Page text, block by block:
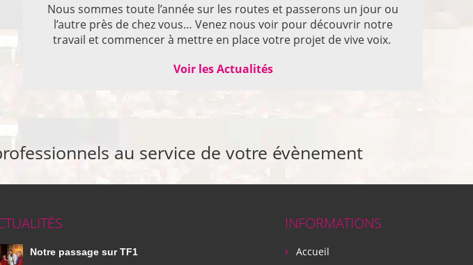
Nous sommes toute l’année sur les routes et passerons un jour ou
l’autre près de chez vous… Venez nous voir pour découvrir notre
travail et commencer à mettre en place votre projet de vive voix.
Voir les Actualités
au service de votre évènement
Notre passage sur TF1
INFORMATIONS
Accueil